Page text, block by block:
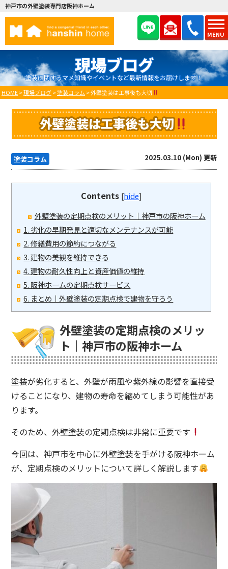
MENU
神戸市の外壁塗装専門店阪神ホーム
現場ブログ
塗装に関するマメ知識やイベントなど最新情報をお届けします！
HOME>現場ブログ>塗装コラム >外壁塗装は工事後も大切
外壁塗装は工事後も大切
塗装コラム 2025.03.10 (Mon) 更新
Contents [hide]
外壁塗装の定期点検のメリット｜神戸市の阪神ホーム
1. 劣化の早期発見と適切なメンテナンスが可能
2. 修繕費用の節約につながる
3. 建物の美観を維持できる
4. 建物の耐久性向上と資産価値の維持
5. 阪神ホームの定期点検サービス
6. まとめ｜外壁塗装の定期点検で建物を守ろう
外壁塗装の定期点検のメリッ
ト｜神戸市の阪神ホーム
塗装が劣化すると、外壁が雨風や紫外線の影響を直接受
けることになり、建物の寿命を縮めてしまう可能性があ
ります。
そのため、外壁塗装の定期点検は非常に重要です
今回は、神戸市を中心に外壁塗装を手がける阪神ホーム
が、定期点検のメリットについて詳しく解説します